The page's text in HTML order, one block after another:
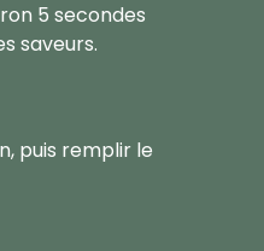
5 secondes
saveurs.
puis remplir le